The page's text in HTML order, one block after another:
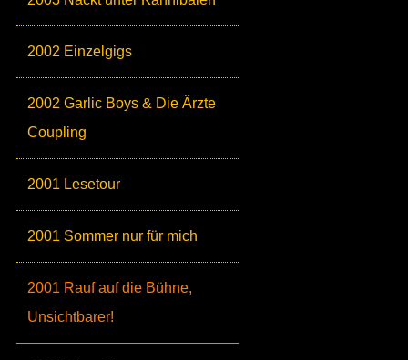
2002 Einzelgigs
2002 Garlic Boys & Die Ärzte
Coupling
2001 Lesetour
2001 Sommer nur für mich
2001 Rauf auf die Bühne,
Unsichtbarer!